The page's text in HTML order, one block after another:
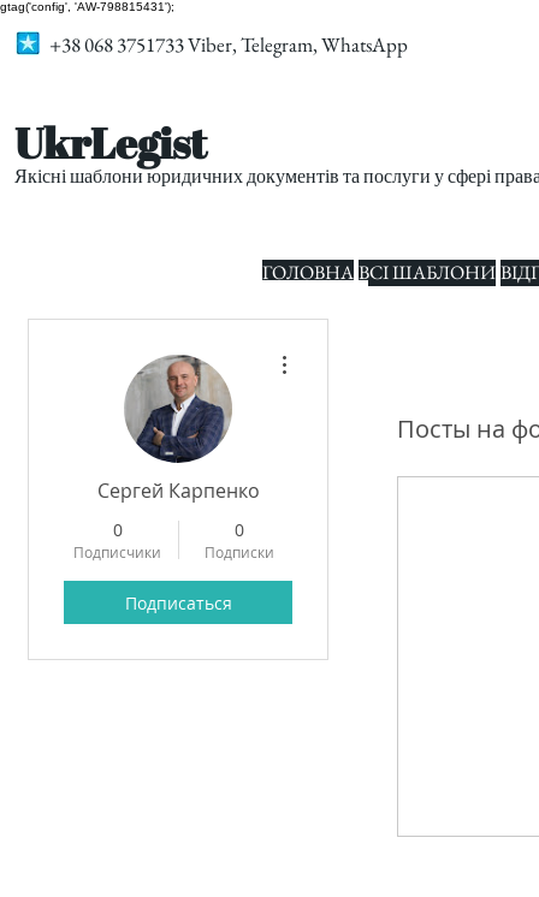
gtag('config', 'AW-798815431');
+38 068 3751733 Viber, Telegram, WhatsApp
UkrLegist
Якісні шаблони юридичних документів та послуги у сфері
ГОЛОВНА ВСІ ШАБЛОНИ
Сергей Карпенко
0
Подписчики
0
Подписки
Подписаться
Посты на